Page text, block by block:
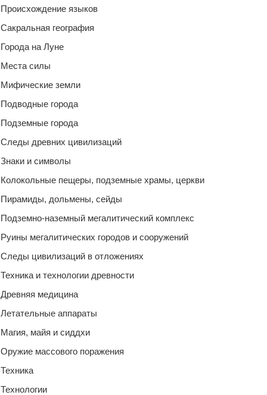
Происхождение языков
Сакральная география
Города на Луне
Места силы
Мифические земли
Подводные города
Подземные города
Следы древних цивилизаций
Знаки и символы
Колокольные пещеры, подземные храмы, церкви
Пирамиды, дольмены, сейды
Подземно-наземный мегалитический комплекс
Руины мегалитических городов и сооружений
Следы цивилизаций в отложениях
Техника и технологии древности
Древняя медицина
Летательные аппараты
Магия, майя и сиддхи
Оружие массового поражения
Техника
Технологии